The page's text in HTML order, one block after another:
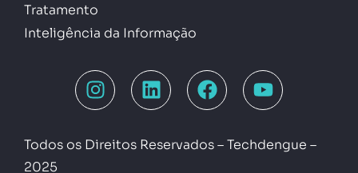
Tratamento
Inteligência da Informação
Todos os Direitos Reservados – Techdengue –
2025